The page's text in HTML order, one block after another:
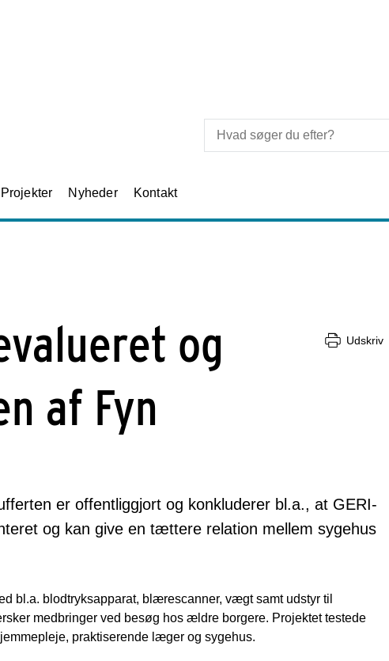
Projekter Nyheder Kontakt
og
af Fyn
Udskriv
er offentliggjort og konkluderer bl.a., at GERI-
og kan give en tættere relation mellem sygehus
bl.a. blodtryksapparat, blærescanner, vægt samt udstyr til
medbringer ved besøg hos ældre borgere. Projektet testede
praktiserende læger og sygehus.